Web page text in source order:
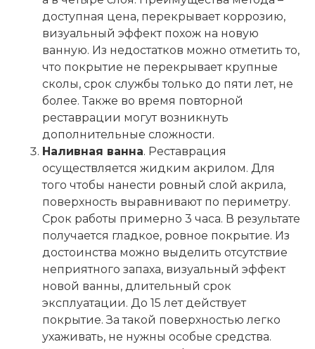
доступная цена, перекрывает коррозию,
визуальный эффект похож на новую
ванную. Из недостатков можно отметить то,
что покрытие не перекрывает крупные
сколы, срок службы только до пяти лет, не
более. Также во время повторной
реставрации могут возникнуть
дополнительные сложности.
Наливная ванна. Реставрация
осуществляется жидким акрилом. Для
того чтобы нанести ровный слой акрила,
поверхность выравнивают по периметру.
Срок работы примерно 3 часа. В результате
получается гладкое, ровное покрытие. Из
достоинства можно выделить отсутствие
неприятного запаха, визуальный эффект
новой ванны, длительный срок
эксплуатации. До 15 лет действует
покрытие. За такой поверхностью легко
ухаживать, не нужны особые средства.